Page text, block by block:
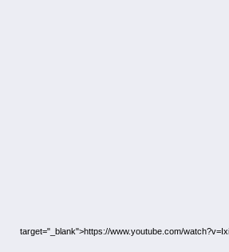
target="_blank">https://www.youtube.com/